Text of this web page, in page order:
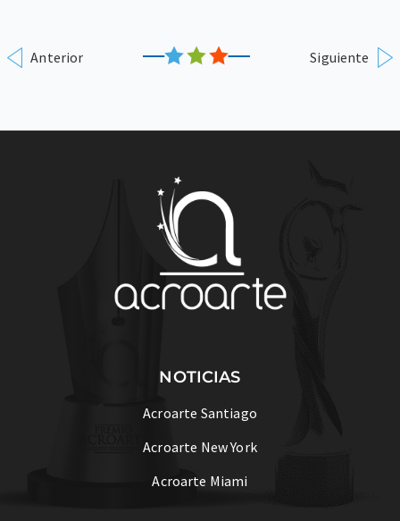
Anterior Siguiente
NOTICIAS
Acroarte Santiago
Acroarte New York
Acroarte Miami